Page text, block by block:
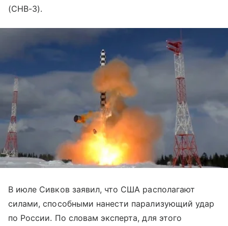
(СНВ-3).
В июле Сивков заявил, что США располагают
силами, способными нанести парализующий удар
по России. По словам эксперта, для этого